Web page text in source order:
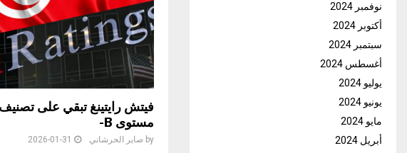
فيتش رايتينغ تبقي على
مستوى B-
by صابر الحرشاني 2026-01-31
نوفمبر 2024
أكتوبر 2024
سبتمبر 2024
أغسطس 2024
يوليو 2024
يونيو 2024
مايو 2024
أبريل 2024